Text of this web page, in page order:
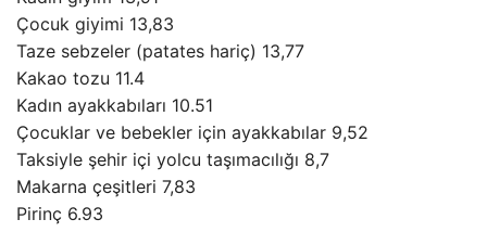
Çocuk giyimi 13,83
Taze sebzeler (patates hariç) 13,77
Kakao tozu 11.4
Kadın ayakkabıları 10.51
Çocuklar ve bebekler için ayakkabılar 9,52
Taksiyle şehir içi yolcu taşımacılığı 8,7
Makarna çeşitleri 7,83
Pirinç 6.93